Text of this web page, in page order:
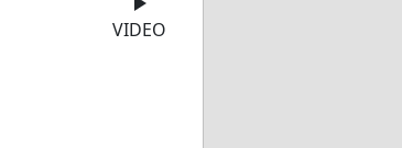
VIDEO